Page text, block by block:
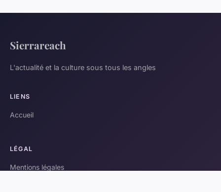
Sierrareach
L'actualité et la culture sous tous les angles
LIENS
Accueil
LÉGAL
Mentions légales